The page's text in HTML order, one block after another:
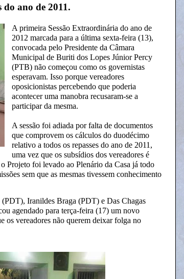
do ano de 2011.
A primeira Sessão Extraordinária do ano de
2012 marcada para a última sexta-feira (13),
convocada pelo Presidente da Câmara
Municipal de Buriti dos Lopes Júnior Percy
(PTB) não começou como os governistas
esperavam. Isso porque vereadores
oposicionistas percebendo que poderia
acontecer uma manobra recusaram-se a
participar da mesma.
A sessão foi adiada por falta de documentos
que comprovem os cálculos do duodécimo
relativo a todos os repasses do ano de 2011,
uma vez que os subsídios dos vereadores é
Projeto foi levado ao Plenário da Casa já todo
sem que as mesmas tivessem conhecimento
Iranildes Braga (PDT) e Das Chagas
agendado para terça-feira (17) um novo
os vereadores não querem deixar folga no